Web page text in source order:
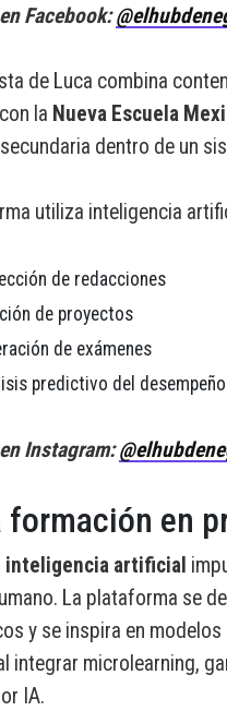
Facebook:
de Luca combina
la Nueva Escuela
dentro de un
utiliza inteligencia
de redacciones
de proyectos
de exámenes
predictivo del
Instagram:
formación en
inteligencia artificial
La plataforma se
y se inspira en
integrar microlearning,
IA.